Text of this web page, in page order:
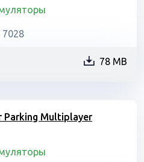
7028
78 MB
Parking Multiplayer